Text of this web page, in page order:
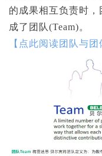
的成果相互负责时
成了团队(Team)。
【点此阅读团队与团